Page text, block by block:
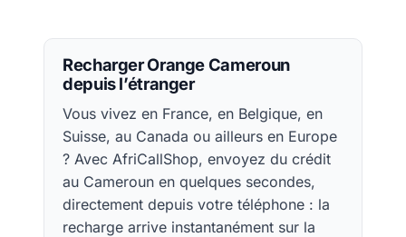
Recharger Orange Cameroun
depuis l’étranger
Vous vivez en France, en Belgique, en
Suisse, au Canada ou ailleurs en Europe
? Avec AfriCallShop, envoyez du crédit
au Cameroun en quelques secondes,
directement depuis votre téléphone : la
recharge arrive instantanément sur la